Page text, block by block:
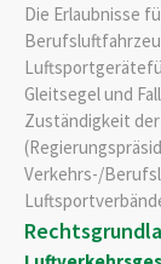
Die Erlaubnisse
Gleitsegel und
Zuständigkeit
Verkehrs-/